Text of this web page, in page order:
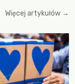
Więcej artykułów →